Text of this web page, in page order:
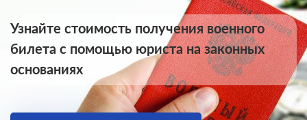
Узнайте стоимость получения военного
билета с помощью юриста на законных
основаниях